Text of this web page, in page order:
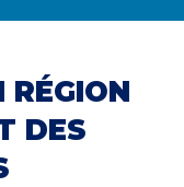
RÉGION
DES